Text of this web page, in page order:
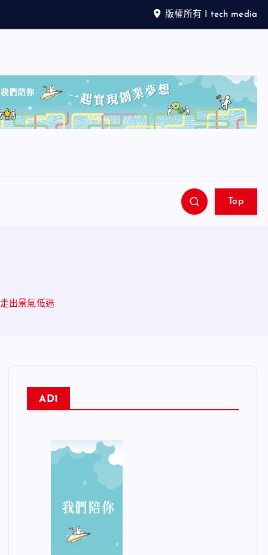
版權所有 I tech media
Top
出景氣低迷
AD1